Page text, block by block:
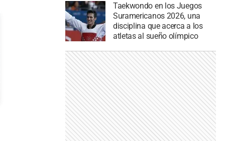
Taekwondo en los Juegos
Suramericanos 2026, una
disciplina que acerca a los
atletas al sueño olímpico